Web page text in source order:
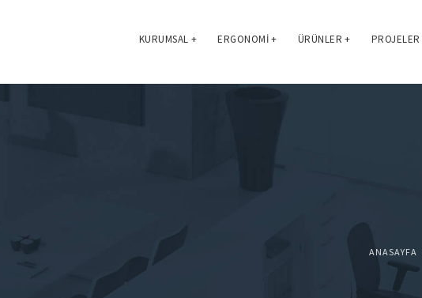
KURUMSAL + ERGONOMI+ ÜRÜNLER + PROJELER
ANASAYFA